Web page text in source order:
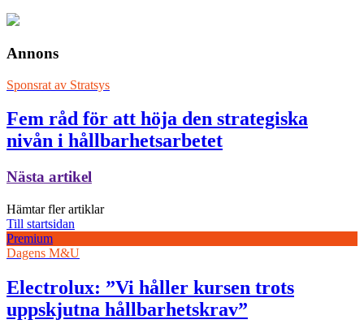
Annons
Sponsrat av Stratsys
Fem råd för att höja den strategiska
nivån i hållbarhetsarbetet
Nästa artikel
Hämtar fler artiklar
Till startsidan
Premium
Dagens M&U
Electrolux: ”Vi håller kursen trots
uppskjutna hållbarhetskrav”